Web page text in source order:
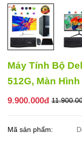
Máy Tính Bộ
512G, Màn
9.900.000đ
Mã sản phẩm: